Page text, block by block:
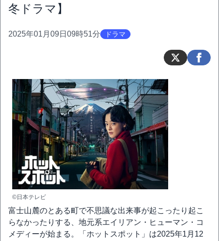
冬ドラマ】
2025年01月09日09時51分 ドラマ
©日本テレビ
富士山麓のとある町で不思議な出来事が起こったり起こ
らなかったりする、地元系エイリアン・ヒューマン・コ
メディーが始まる。「ホットスポット」は2025年1月12